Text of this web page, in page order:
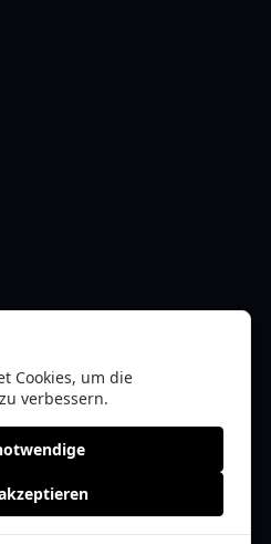
vorbehalten | * =Affiliate-Links /
Cookies, um die
verbessern.